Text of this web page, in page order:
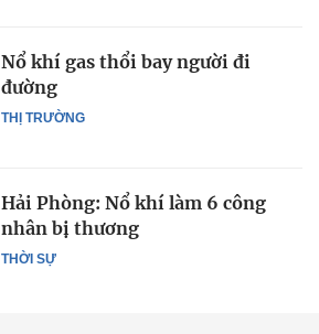
THỊ TRƯỜNG
Nổ khí gas thổi bay người đi
đường
THỜI SỰ
Hải Phòng: Nổ khí làm 6 công
nhân bị thương